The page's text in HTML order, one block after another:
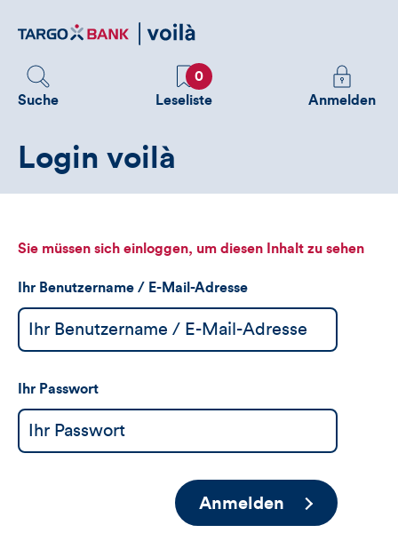
zum
Suche
Favoriten
0
Leseliste
Melden
Sie
sehen
Anmelden
Login voilà
Sie müssen sich einloggen, um diesen Inhalt zu sehen
Ihr Benutzername / E-Mail-Adresse
Ihr Passwort
Anmelden